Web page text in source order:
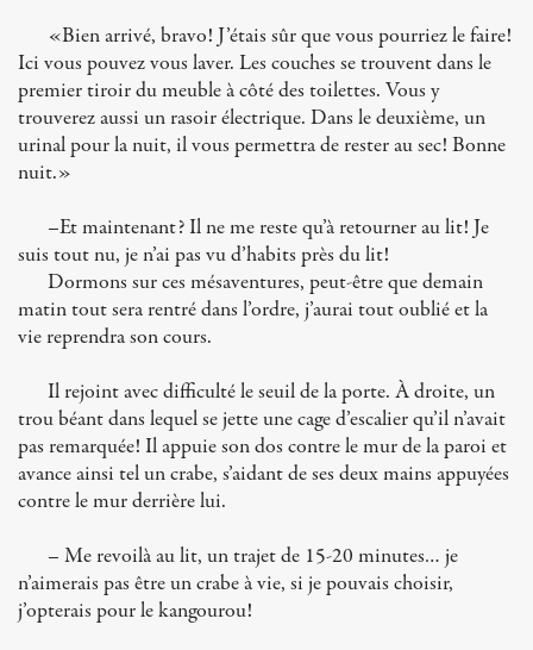
«Bien arrivé, bravo! J’étais sûr que vous pourriez le faire!
Ici vous pouvez vous laver. Les couches se trouvent dans le
premier tiroir du meuble à côté des toilettes. Vous y
trouverez aussi un rasoir électrique. Dans le deuxième, un
urinal pour la nuit, il vous permettra de rester au sec! Bonne
nuit.»
–Et maintenant? Il ne me reste qu’à retourner au lit! Je
suis tout nu, je n’ai pas vu d’habits près du lit!
Dormons sur ces mésaventures, peut-être que demain
matin tout sera rentré dans l’ordre, j’aurai tout oublié et la
vie reprendra son cours.
Il rejoint avec difficulté le seuil de la porte. À droite, un
trou béant dans lequel se jette une cage d’escalier qu’il n’avait
pas remarquée! Il appuie son dos contre le mur de la paroi et
avance ainsi tel un crabe, s’aidant de ses deux mains appuyées
contre le mur derrière lui.
– Me revoilà au lit, un trajet de 15-20 minutes… je
n’aimerais pas être un crabe à vie, si je pouvais choisir,
j’opterais pour le kangourou!